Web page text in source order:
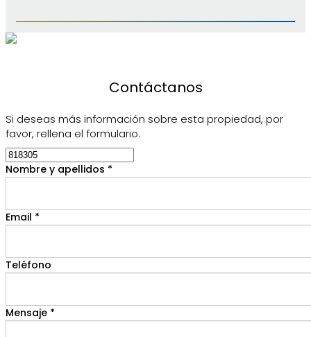
Contáctanos
Si deseas más información sobre esta propiedad, por
favor, rellena el formulario.
Nombre y apellidos *
Email *
Teléfono
Mensaje *